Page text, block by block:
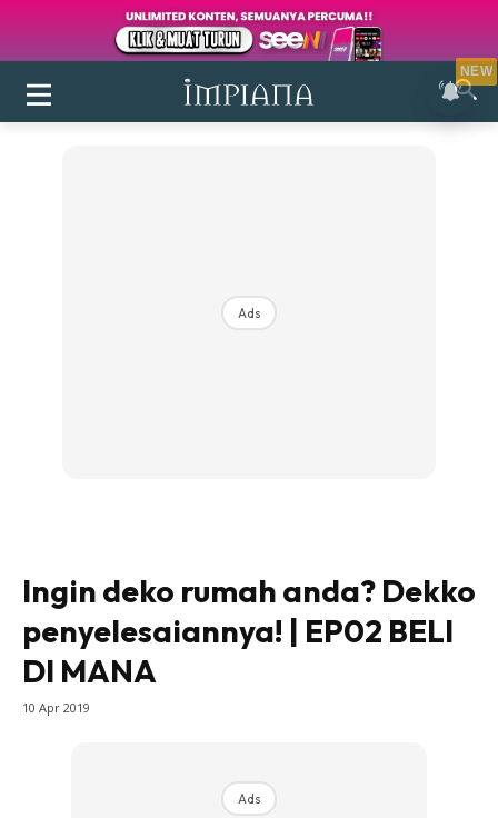
Login|Register
Ruang Tamu
Direktori
Landskap
DIY
Ads
Ingin deko rumah anda? Dekko
penyelesaiannya! | EP02 BELI
DI MANA
10 Apr 2019
Ads
NEW